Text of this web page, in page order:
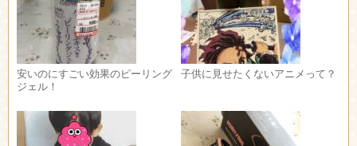
安いのにすごい効果のピーリング
ジェル！
子供に見せたくないアニメって？